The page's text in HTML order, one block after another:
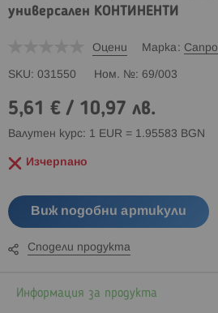
универсален КОНТИНЕНТИ
Оцени Марка Canpol
SKU 031550 Ном. № 69/003
5,61 € / 10,97 лв.
Валутен курс: 1 EUR = 1.95583 BGN
Изчерпано
Виж подобни артикули
Сподели продукта
Информация за продукта